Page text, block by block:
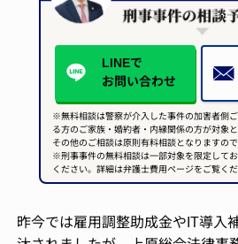
LINEで
お問い合わせ
※無料相談は警察が介入した事件の加害者側
る方のご家族・婚約者・内縁関係の方が対象と
その他のご相談は原則有料相談となりますの
※刑事事件の無料相談は一部対象を限定して
ください。詳細は弁護士費用ページをご覧くだ
昨今では雇用調整助成金やIT導入